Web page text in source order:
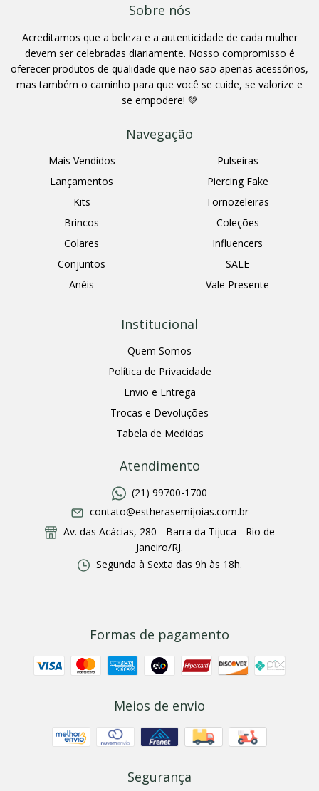
Sobre nós
Acreditamos que a beleza e a autenticidade de cada mulher
devem ser celebradas diariamente. Nosso compromisso é
oferecer produtos de qualidade que não são apenas acessórios,
mas também o caminho para que você se cuide, se valorize e
se empodere! 💚
Navegação
Mais Vendidos
Lançamentos
Kits
Brincos
Colares
Conjuntos
Anéis
Pulseiras
Piercing Fake
Tornozeleiras
Coleções
Influencers
SALE
Vale Presente
Institucional
Quem Somos
Política de Privacidade
Envio e Entrega
Trocas e Devoluções
Tabela de Medidas
Atendimento
(21) 99700-1700
contato@estherasemijoias.com.br
Av. das Acácias, 280 - Barra da Tijuca - Rio de
Janeiro/RJ.
Segunda à Sexta das 9h às 18h.
Formas de pagamento
Meios de envio
Segurança